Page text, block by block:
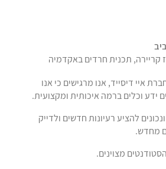
קריירה, תכנית חרדים באקדמיה
איי דיסייד, אנו מרגישים כי אנו
ידע וכלים ברמה איכותית ומקצועית.
להציע רעיונות חדשים ולדייק
מחדש.
מצוינים.